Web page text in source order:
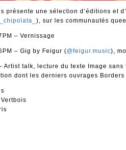
présente une sélection d’éditions et
), sur les communautés
– Vernissage
– Gig by Feigur (@feigur.music),
Artist talk, lecture du texte Image
dont les derniers ouvrages